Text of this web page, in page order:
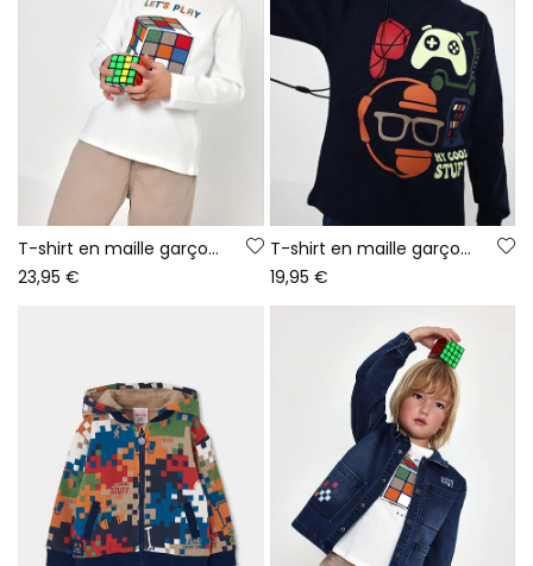
T-shirt en maille garçon blanc imprimé Rubik\'s Cube
23,95 €
T-shirt en maille garçon bleu marine imprimé gaming
19,95 €